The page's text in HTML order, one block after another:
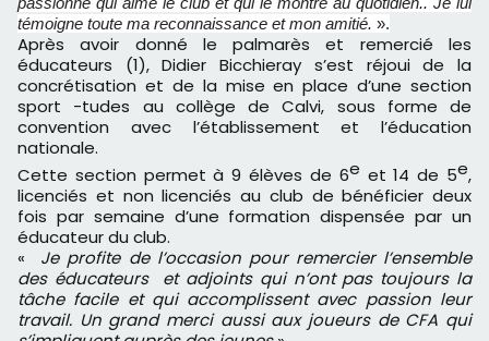
témoigne toute ma reconnaissance et mon amitié. ».
Après avoir donné le palmarès et remercié les
éducateurs (1), Didier Bicchieray s’est réjoui de la
concrétisation et de la mise en place d’une section
sport -tudes au collège de Calvi, sous forme de
convention avec l’établissement et l’éducation
nationale.
Cette section permet à 9 élèves de 6e et 14 de 5e,
licenciés et non licenciés au club de bénéficier deux
fois par semaine d’une formation dispensée par un
éducateur du club.
« Je profite de l’occasion pour remercier l’ensemble
des éducateurs et adjoints qui n’ont pas toujours la
tâche facile et qui accomplissent avec passion leur
travail. Un grand merci aussi aux joueurs de CFA qui